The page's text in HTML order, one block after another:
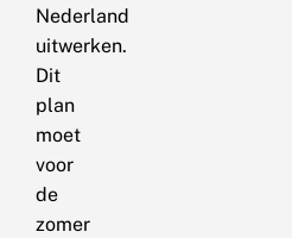
Nederland
uitwerken.
Dit
plan
moet
voor
de
zomer